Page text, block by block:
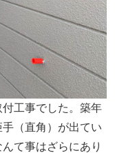
工事でした。築年
（直角）が出てい
て事はざらにあり